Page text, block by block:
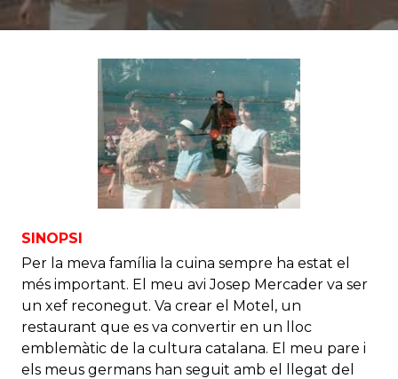
SINOPSI
Per la meva família la cuina sempre ha estat el
més important. El meu avi Josep Mercader va ser
un xef reconegut. Va crear el Motel, un
restaurant que es va convertir en un lloc
emblemàtic de la cultura catalana. El meu pare i
els meus germans han seguit amb el llegat del